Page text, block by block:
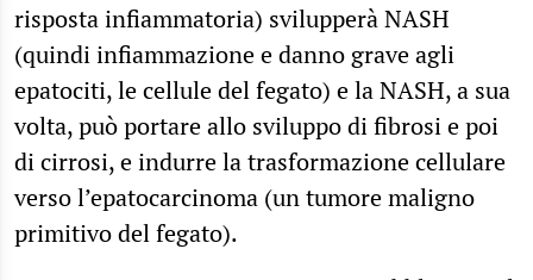
risposta infiammatoria) svilupperà NASH
(quindi infiammazione e danno grave agli
epatociti, le cellule del fegato) e la NASH, a sua
volta, può portare allo sviluppo di fibrosi e poi
di cirrosi, e indurre la trasformazione cellulare
verso l’epatocarcinoma (un tumore maligno
primitivo del fegato).